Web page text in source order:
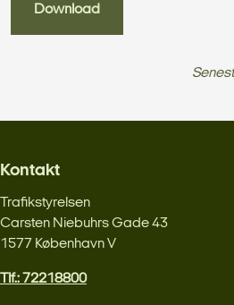
Download
Kontakt
Trafikstyrelsen
Carsten Niebuhrs Gade 43
1577 København V
Tlf.: 72218800